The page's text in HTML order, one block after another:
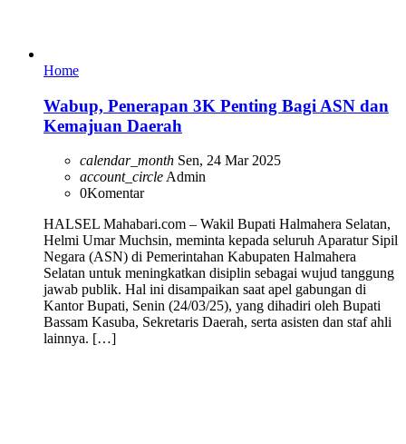
Home
Wabup, Penerapan 3K Penting Bagi ASN dan
Kemajuan Daerah
calendar_month Sen, 24 Mar 2025
account_circle Admin
0Komentar
HALSEL Mahabari.com – Wakil Bupati Halmahera Selatan,
Helmi Umar Muchsin, meminta kepada seluruh Aparatur Sipil
Negara (ASN) di Pemerintahan Kabupaten Halmahera
Selatan untuk meningkatkan disiplin sebagai wujud tanggung
jawab publik. Hal ini disampaikan saat apel gabungan di
Kantor Bupati, Senin (24/03/25), yang dihadiri oleh Bupati
Bassam Kasuba, Sekretaris Daerah, serta asisten dan staf ahli
lainnya. […]